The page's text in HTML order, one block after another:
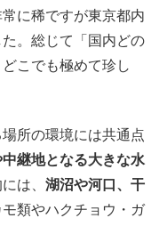
に稀ですが東京都内
。総じて「国内どの
こでも極めて珍し
所の環境には共通点
継地となる大きな水
は、 湖沼や河口、干
類やハクチョウ・ガ